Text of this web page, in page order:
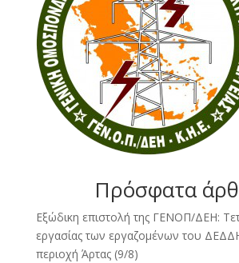
Πρόσφατα
Εξώδικη επιστολή της ΓΕΝΟΠ/ΔΕΗ:
εργασίας των εργαζομένων του
περιοχή Άρτας (9/8)